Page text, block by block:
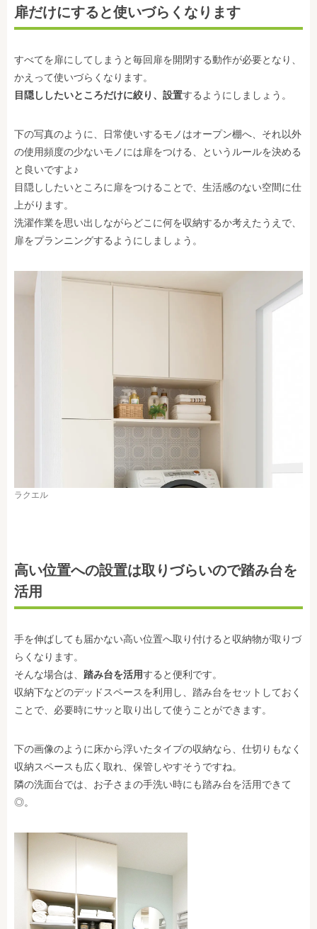
扉だけにすると使いづらくなります
すべてを扉にしてしまうと毎回扉を開閉する動作が必要となり、
かえって使いづらくなります。
目隠ししたいところだけに絞り、設置するようにしましょう。
下の写真のように、日常使いするモノはオープン棚へ、それ以外
の使用頻度の少ないモノには扉をつける、というルールを決める
と良いですよ♪
目隠ししたいところに扉をつけることで、生活感のない空間に仕
上がります。
洗濯作業を思い出しながらどこに何を収納するか考えたうえで、
扉をプランニングするようにしましょう。
ラクエル
高い位置への設置は取りづらいので踏み台を
活用
手を伸ばしても届かない高い位置へ取り付けると収納物が取りづ
らくなります。
そんな場合は、 踏み台を活用すると便利です。
収納下などのデッドスペースを利用し、踏み台をセットしておく
ことで、必要時にサッと取り出して使うことができます。
下の画像のように床から浮いたタイプの収納なら、仕切りもなく
収納スペースも広く取れ、保管しやすそうですね。
隣の洗面台では、お子さまの手洗い時にも踏み台を活用できて
◎。